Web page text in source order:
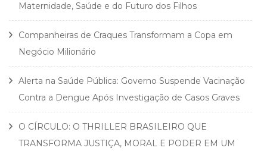
Maternidade, Saúde e do Futuro dos Filhos
Companheiras de Craques Transformam a Copa em
Negócio Milionário
Alerta na Saúde Pública: Governo Suspende Vacinação
Contra a Dengue Após Investigação de Casos Graves
O CÍRCULO: O THRILLER BRASILEIRO QUE
TRANSFORMA JUSTIÇA, MORAL E PODER EM UM